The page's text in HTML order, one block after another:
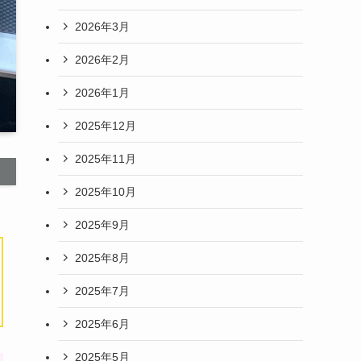
2026年3月
2026年2月
2026年1月
2025年12月
2025年11月
2025年10月
2025年9月
2025年8月
2025年7月
2025年6月
2025年5月